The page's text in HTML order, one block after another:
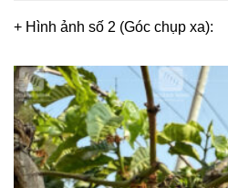
+ Hình ảnh số 2 (Góc chụp xa):